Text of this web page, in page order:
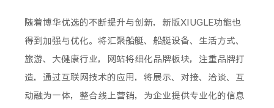
随着博华优选的不断提升与创新，新版XIUGLE功能也
得到加强与优化。将汇聚船艇、船艇设备、生活方式、
旅游、大健康行业，网站将细化品牌板块，注重品牌打
造，通过互联网技术的应用，将展示、对接、洽谈、互
动融为一体，整合线上营销，为企业提供专业化的信息